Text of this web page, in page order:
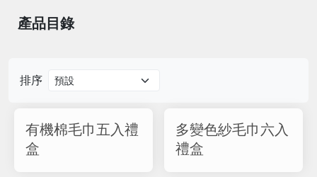
排序
有機棉毛巾五入禮
盒
多變色紗毛巾六入
禮盒
產品目錄